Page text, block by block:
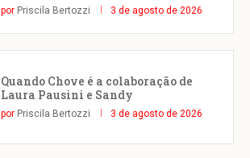
por Priscila Bertozzi 3 de agosto de 2026
Quando Chove é a colaboração de
Laura Pausini e Sandy
por Priscila Bertozzi 3 de agosto de 2026